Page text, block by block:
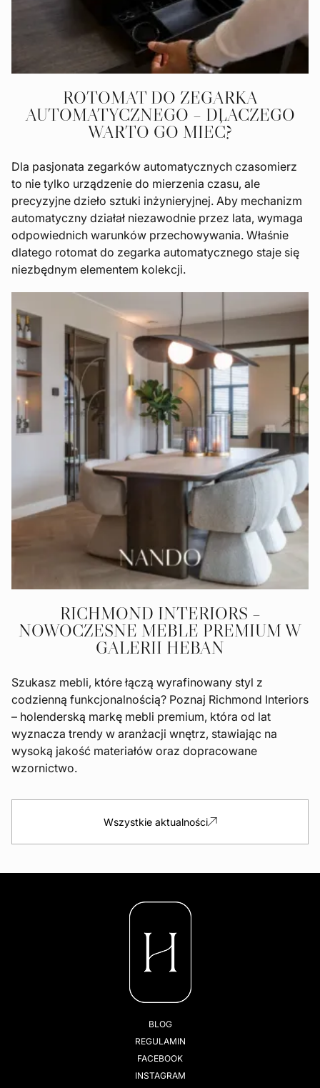
ROTOMAT DO ZEGARKA
AUTOMATYCZNEGO – DLACZEGO
WARTO GO MIEĆ?
Dla pasjonata zegarków automatycznych czasomierz
to nie tylko urządzenie do mierzenia czasu, ale
precyzyjne dzieło sztuki inżynieryjnej. Aby mechanizm
automatyczny działał niezawodnie przez lata, wymaga
odpowiednich warunków przechowywania. Właśnie
dlatego rotomat do zegarka automatycznego staje się
niezbędnym elementem kolekcji.
RICHMOND INTERIORS –
NOWOCZESNE MEBLE PREMIUM W
GALERII HEBAN
Szukasz mebli, które łączą wyrafinowany styl z
codzienną funkcjonalnością? Poznaj Richmond Interiors
– holenderską markę mebli premium, która od lat
wyznacza trendy w aranżacji wnętrz, stawiając na
wysoką jakość materiałów oraz dopracowane
wzornictwo.
Wszystkie aktualności
BLOG
REGULAMIN
FACEBOOK
INSTAGRAM